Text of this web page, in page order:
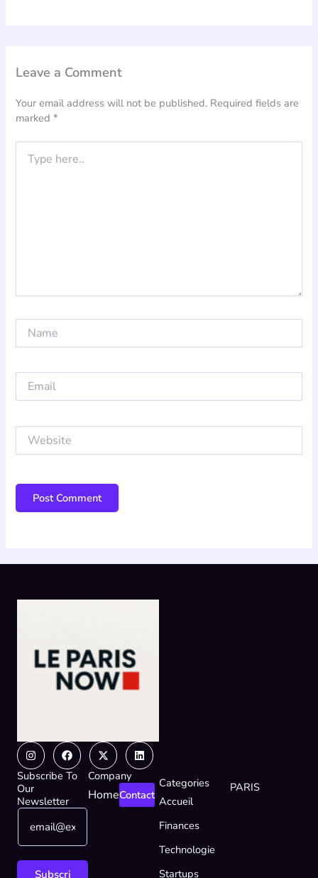
Leave a Comment
Your email address will not be published. Required fields are
marked*
here..
Email
InstagramFacebook
X-
twitter
Linkedin
Subscribe To
Our
Newsletter
*
m
a
E
a
Subscri
Company
HomeContact
Categories
Accueil
Finances
Technologie
Startups
PARIS